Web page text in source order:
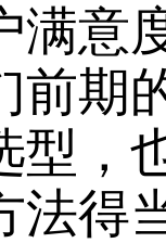
满意
前期
型，
法得